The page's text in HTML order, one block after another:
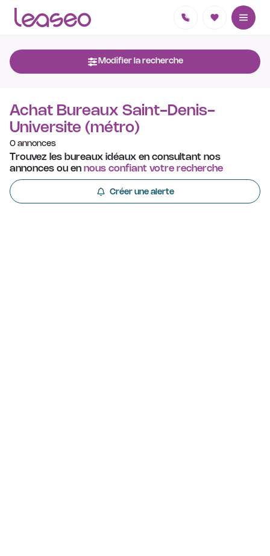
Modifier la recherche
Achat Bureaux Saint-Denis-
Universite (métro)
0 annonces
Trouvez les bureaux idéaux en consultant nos
annonces ou en nous confiant votre recherche
Créer une alerte